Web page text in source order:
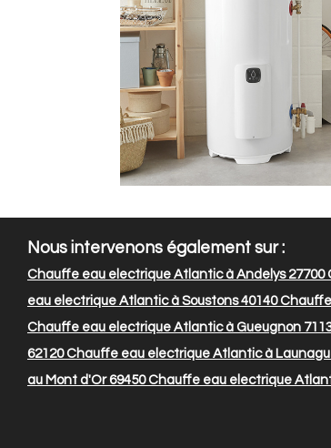
Nous intervenons également sur :
Chauffe eau electrique Atlantic à Andelys 27700
eau electrique Atlantic à Soustons 40140Chauffe
Chauffe eau electrique Atlantic à Gueugnon
62120Chauffe eau electrique Atlantic à
au Mont d'Or 69450Chauffe eau electrique